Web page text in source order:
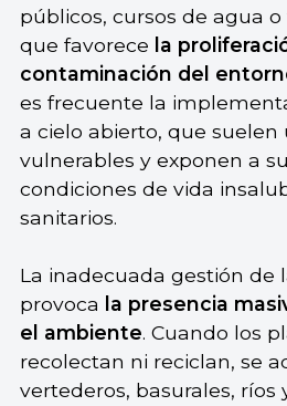
públicos, cursos de agua
que favorece la
contaminación del
es frecuente la
a cielo abierto, que suelen
vulnerables y exponen a
condiciones de vida
sanitarios.
La inadecuada gestión de
provoca
la presencia
el ambiente. Cuando los
recolectan ni reciclan, se
vertederos, basurales, ríos